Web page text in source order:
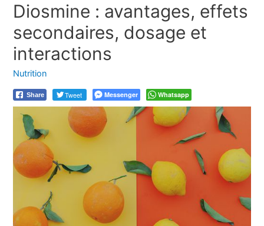
Diosmine : avantages, effets
secondaires, dosage et
interactions
Nutrition
Share Tweet Messenger Whatsapp